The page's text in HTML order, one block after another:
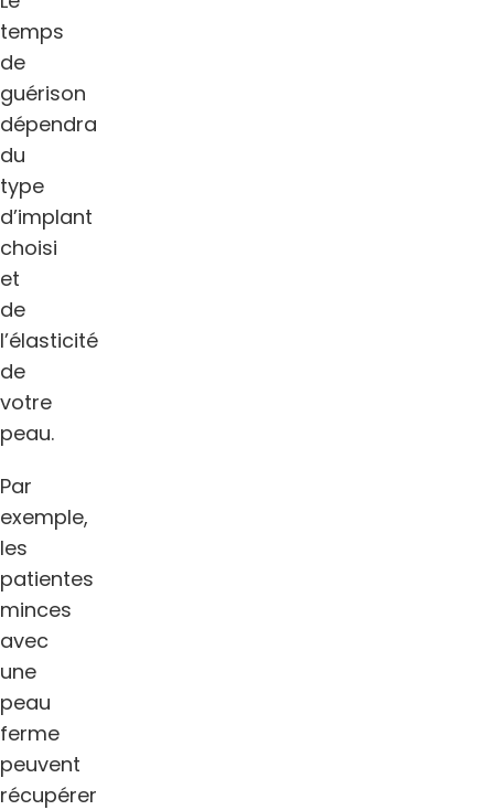
temps
de
guérison
dépendra
du
type
d’implant
choisi
et
de
l’élasticité
de
votre
peau.
Par
exemple,
les
patientes
minces
avec
une
peau
ferme
peuvent
récupérer